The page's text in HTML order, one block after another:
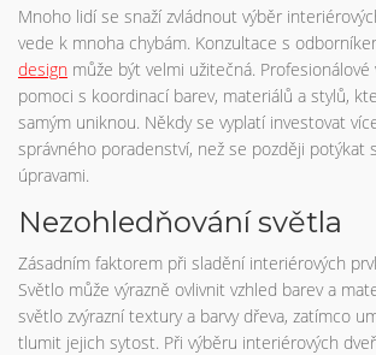
Mnoho lidí se snaží zvládnout výběr
vede k mnoha chybám. Konzultace s
design může být velmi užitečná. Profesionálové
pomoci s koordinací barev, materiálů a stylů,
samým uniknou. Někdy se vyplatí investovat
správného poradenství, než se později potýkat
úpravami.
Nezohledňování světla
Zásadním faktorem při sladění interiérových
Světlo může výrazně ovlivnit vzhled barev a
světlo zvýrazní textury a barvy dřeva, zatímco
tlumit jejich sytost. Při výběru interiérových